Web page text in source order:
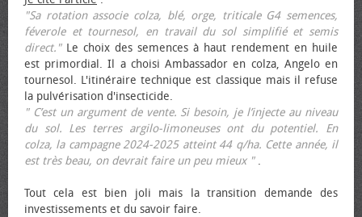
"Sa rotation associe colza, blé, orge, triticale G4 semences,
féverole et tournesol, en travail du sol simplifié et semis
direct."Le choix des semences à haut rendement en huile
est primordial. Il a choisi Ambassador en colza, Angelo en
tournesol. L'itinéraire technique est classique mais il refuse
la pulvérisation d'insecticide.
" C’est un argument de vente. Si besoin, je l’injecte au niveau
du sol. Les terres argilo-limoneuses ont du potentiel. En
colza, la campagne 2024-2025 atteint 44 q/ha. Cette année, il
est très beau, on devrait faire un peu mieux ".
Tout cela est bien joli mais la transition demande des
investissements et du savoir faire.